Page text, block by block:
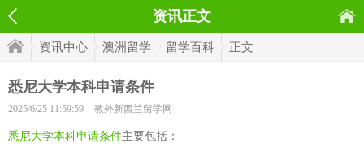
资讯正文
资讯中心 澳洲留学 留学百科 正文
悉尼大学本科申请条件
2025/6/25 11:59:59 教外新西兰留学网
悉尼大学本科申请条件主要包括：